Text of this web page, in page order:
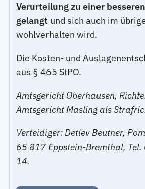
Verurteilung zu einer
gelangt und sich auch im
wohlverhalten wird.
Die Kosten- und
aus § 465 StPO.
Amtsgericht Oberhausen,
Amtsgericht Masling als
Verteidiger: Detlev Beutner,
65 817 Eppstein-Bremthal,
14.